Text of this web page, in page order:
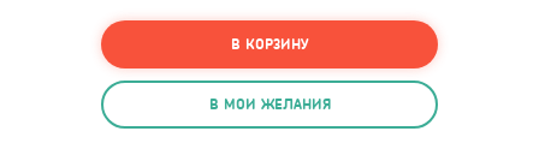
В КОРЗИНУ
В МОИ ЖЕЛАНИЯ